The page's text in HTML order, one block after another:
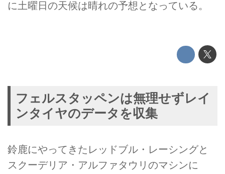
に土曜日の天候は晴れの予想となっている。
フェルスタッペンは無理せずレイ
ンタイヤのデータを収集
鈴鹿にやってきたレッドブル・レーシングと
スクーデリア・アルファタウリのマシンに